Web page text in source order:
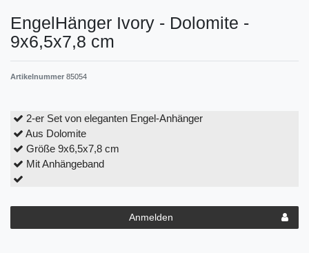
EngelHänger Ivory - Dolomite -
9x6,5x7,8 cm
Artikelnummer 85054
2-er Set von eleganten Engel-Anhänger
Aus Dolomite
Größe 9x6,5x7,8 cm
Mit Anhängeband
Anmelden